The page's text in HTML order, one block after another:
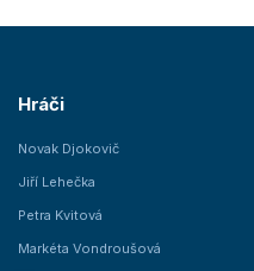
Hráči
Novak Djokovič
Jiří Lehečka
Petra Kvitová
Markéta Vondroušová